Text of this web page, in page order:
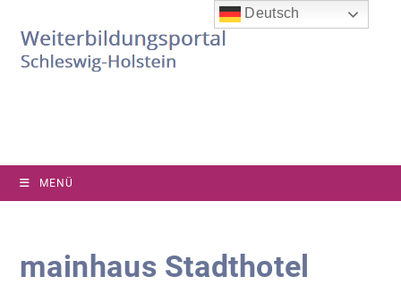
Inhalt
springen
MENÜ
mainhaus Stadthotel
Deutsch